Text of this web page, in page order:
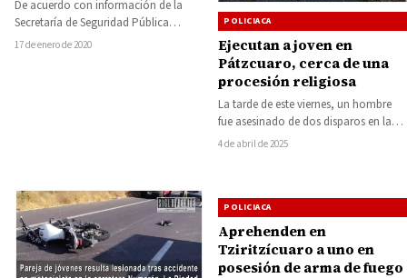
De acuerdo con información de la
Secretaría de Seguridad Pública
informó que tras los hechos ocurridos
17 de enero de 2020
POLICIACA
Ejecutan a joven en
Pátzcuaro, cerca de una
procesión religiosa
La tarde de este viernes, un hombre
fue asesinado de dos disparos en la
cabeza cerca de una…
4 de abril de 2025
POLICIACA
Aprehenden en
Tziritzícuaro a uno en
posesión de arma de fuego